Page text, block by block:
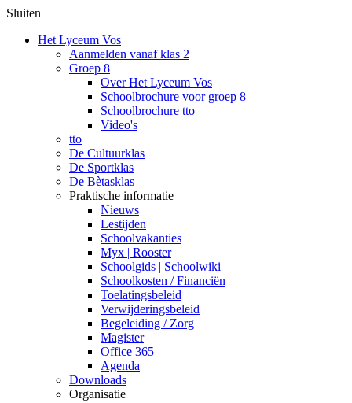
Sluiten
Het Lyceum Vos
Aanmelden vanaf klas 2
Groep 8
Over Het Lyceum Vos
Schoolbrochure voor groep 8
Schoolbrochure tto
Video's
tto
De Cultuurklas
De Sportklas
De Bètasklas
Praktische informatie
Nieuws
Lestijden
Schoolvakanties
Myx | Rooster
Schoolgids | Schoolwiki
Schoolkosten / Financiën
Toelatingsbeleid
Verwijderingsbeleid
Begeleiding / Zorg
Magister
Office 365
Agenda
Downloads
Organisatie